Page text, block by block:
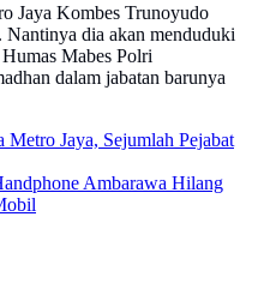
Jaya Kombes Trunoyudo
dia akan menduduki
Mabes Polri
dalam jabatan barunya
Metro Jaya, Sejumlah Pejabat
Ambarawa Hilang